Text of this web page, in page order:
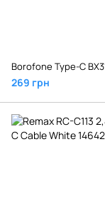
269 грн